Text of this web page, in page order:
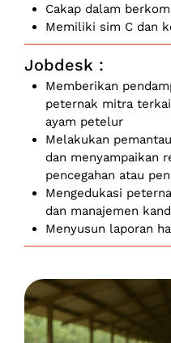
Cakap dalam
Memiliki sim C dan
Jobdesk :
Memberikan
peternak mitra
ayam petelur
Melakukan
dan menyampaikan
pencegahan atau
Mengedukasi
dan manajemen
Menyusun laporan